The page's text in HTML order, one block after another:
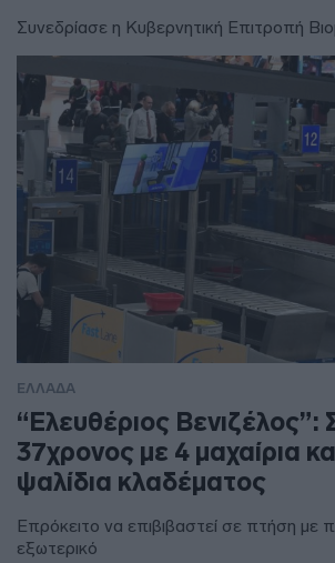
Συνεδρίασε η Κυβερνητική Επιτροπή
ΕΛΛΑΔΑ
“Ελευθέριος Βενιζέλος”:
37χρονος με 4 μαχαίρια
ψαλίδια κλαδέματος
Επρόκειτο να επιβιβαστεί σε πτήση με
εξωτερικό